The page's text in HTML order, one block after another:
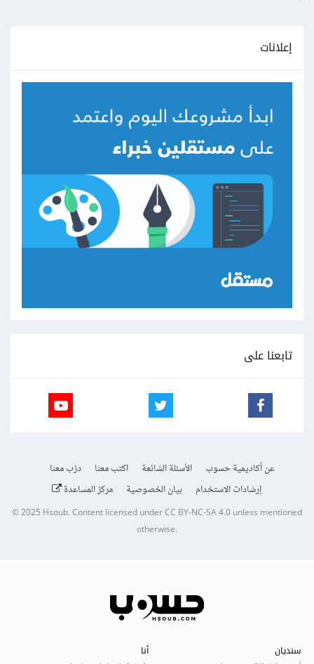
إعلانات
تابعنا على
عن أكاديمية حسوب الأسئلة الشائعة اكتب معنا
درّب معنا
إرشادات الاستخدام
بيان الخصوصية مركز المساعدة
© 2025Hsoub.Content licensed underCC BY-NC-SA 4.0unless mentioned
otherwise.